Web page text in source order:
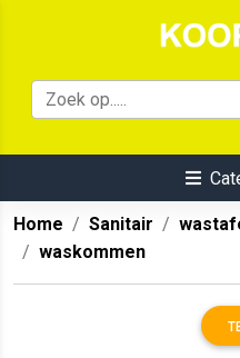
Home Sanitair
waskommen